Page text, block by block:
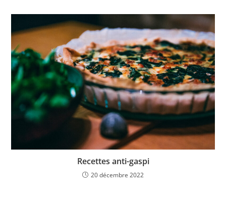
Recettes anti-gaspi
20 décembre 2022